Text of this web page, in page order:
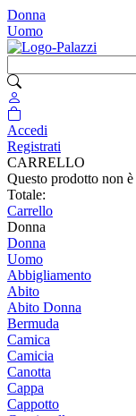
Donna
Uomo
Accedi
Registrati
CARRELLO
Questo prodotto non
Totale:
Carrello
Donna
Donna
Uomo
Abbigliamento
Abito
Abito Donna
Bermuda
Camica
Camicia
Canotta
Cappa
Cappotto